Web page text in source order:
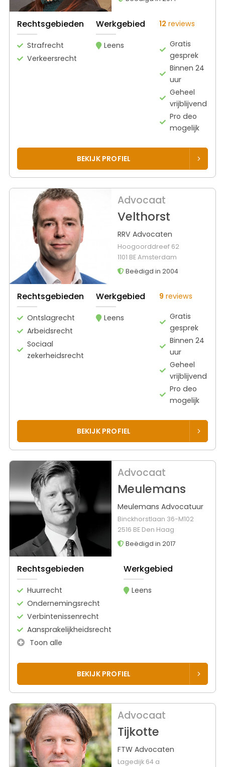
Rechtsgebieden
Strafrecht
Verkeersrecht
Werkgebied
Leens
12 reviews
Gratis
gesprek
Binnen 24
uur
Geheel
vrijblijvend
Pro deo
mogelijk
BEKIJK PROFIEL
Advocaat
Velthorst
RRV Advocaten
Hoogoorddreef 62
1101 BE Amsterdam
Beëdigd in 2004
Rechtsgebieden
Ontslagrecht
Arbeidsrecht
Sociaal
zekerheidsrecht
Werkgebied
Leens
9 reviews
Gratis
gesprek
Binnen 24
uur
Geheel
vrijblijvend
Pro deo
mogelijk
BEKIJK PROFIEL
Advocaat
Meulemans
Meulemans Advocatuur
Binckhorstlaan 36-M102
2516 BE Den Haag
Beëdigd in 2017
Rechtsgebieden
Huurrecht
Ondernemingsrecht
Verbintenissenrecht
Aansprakelijkheidsrecht
Toon alle
Werkgebied
Leens
BEKIJK PROFIEL
Advocaat
Tijkotte
FTW Advocaten
Lagedijk 64 a